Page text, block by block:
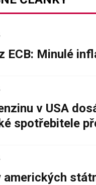
ECB: Minulé
v USA
spotřebitele
amerických